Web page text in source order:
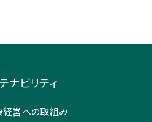
ナビリティ
経営への取組み